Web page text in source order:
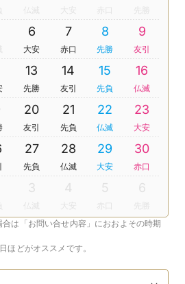
仏滅 大安
6
大安
7
赤口
8
先勝
9
友引
13
先勝
14
友引
15
先負
16
仏滅
20
友引
21
先負
22
仏滅
23
大安
27
先負
28
仏滅
29
大安
30
赤口
3
仏滅
4
大安
5 6
は「お問い合せ内容」におおよその時期
ほどがオススメです。